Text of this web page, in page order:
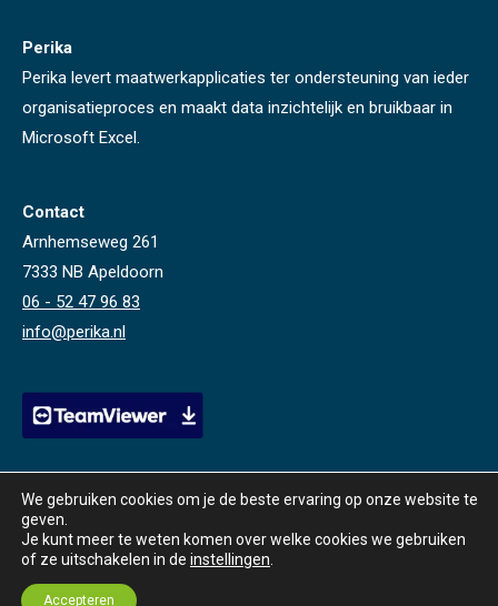
Perika
Perika levert maatwerkapplicaties ter ondersteuning van ieder
organisatieproces en maakt data inzichtelijk en bruikbaar in
Microsoft Excel.
Contact
Arnhemseweg 261
7333 NB Apeldoorn
06 - 52 47 96 83
info@perika.nl
© 2026 Perika | webdesign
We gebruiken cookies om je de beste ervaring op onze website te
geven.
Je kunt meer te weten komen over welke cookies we gebruiken
of ze uitschakelen in de instellingen
Accepteren